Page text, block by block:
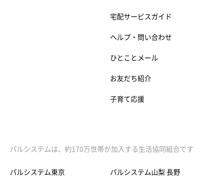
宅配サービスガイド
ヘルプ・問い合わせ
ひとことメール
お友だち紹介
子育て応援
パルシステムは、約170万世帯が加入する生活協同組合です
パルシステム東京 パルシステム山梨 長野